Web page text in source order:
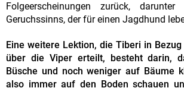
Folgeerscheinungen zurück,
Geruchssinns, der für einen Jagdhund
Eine weitere Lektion, die Tiberi in
über die Viper erteilt, besteht darin,
Büsche und noch weniger auf Bäume
also immer auf den Boden schauen